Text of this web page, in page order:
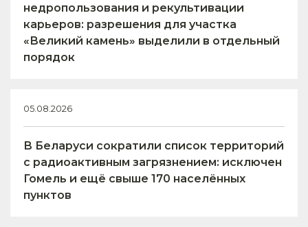
недропользования и рекультивации
карьеров: разрешения для участка
«Великий камень» выделили в отдельный
порядок
05.08.2026
В Беларуси сократили список территорий
с радиоактивным загрязнением: исключен
Гомель и ещё свыше 170 населённых
пунктов